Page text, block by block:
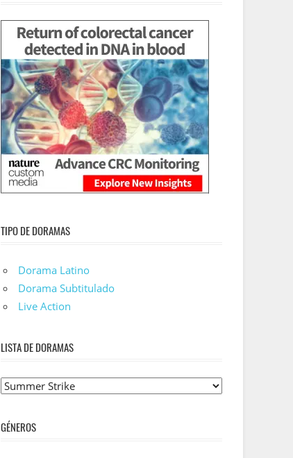
TIPO DE DORAMAS
Dorama Latino
Dorama Subtitulado
Live Action
LISTA DE DORAMAS
Lista
Doramas
GÉNEROS